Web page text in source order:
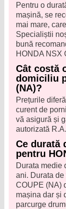
Pentru o
mașină, se
mai mare,
Specialiștii
bună
HONDA NSX
Cât costă
domiciliu
(NA)?
Prețurile
curent de
vă asigură și
autorizată
Ce durată
pentru
Durata medie
ani. Durata
COUPE (NA)
mașina dar și
parcurge